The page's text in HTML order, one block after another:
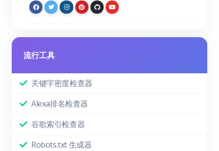
流行工具
关键字密度检查器
Alexa排名检查器
谷歌索引检查器
Robots.txt 生成器